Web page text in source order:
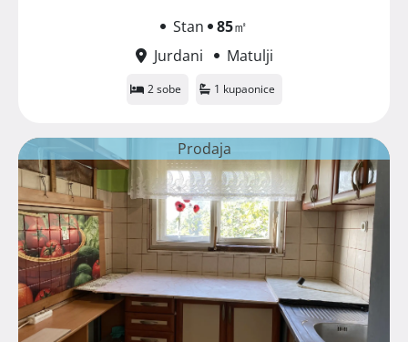
Stan 85㎡
Jurdani
Matulji
2 sobe 1 kupaonice
Prodaja